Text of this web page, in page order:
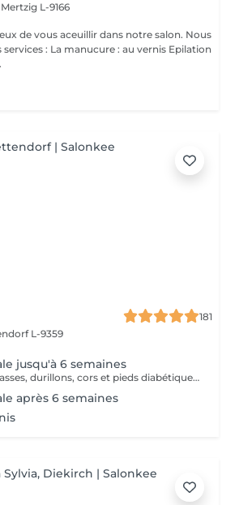
Mertzig L-9166
de vous aceuillir dans notre salon. Nous
: au vernis Epilation
181
L-9359
jusqu'à 6 semaines
Traitement des crevasses, durillons, cors et pieds diabétiques, correction des ongles incarnés. Les pieds sont les piliers du corps humain, prenons-en soin !
après 6 semaines